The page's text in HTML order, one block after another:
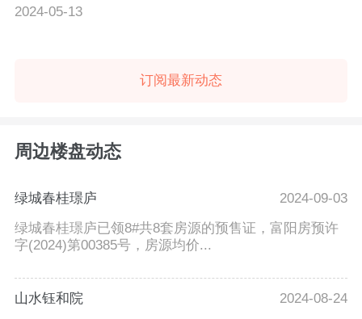
2024-05-13
订阅最新动态
周边楼盘动态
绿城春桂璟庐
2024-09-03
绿城春桂璟庐已领8#共8套房源的预售证，富阳房预许
字(2024)第00385号，房源均价...
山水钰和院
2024-08-24